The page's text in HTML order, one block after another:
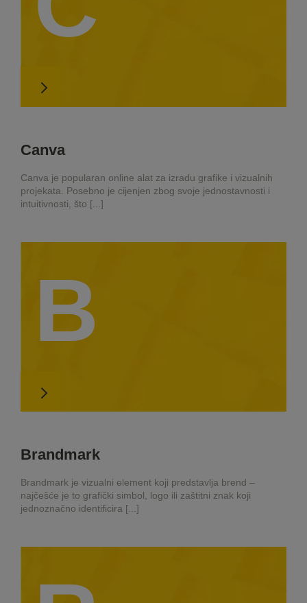
Canva
Canva je popularan online alat za izradu grafike i vizualnih
projekata. Posebno je cijenjen zbog svoje jednostavnosti i
intuitivnosti, što [...]
B
Brandmark
Brandmark je vizualni element koji predstavlja brend –
najčešće je to grafički simbol, logo ili zaštitni znak koji
jednoznačno identificira [...]